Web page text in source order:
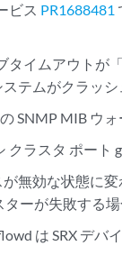
ビス PR1688481
タイムアウトが
テムがクラッ
SNMP MIB ウ
クラスタ ポー
が無効な状態に
ターが失敗する
は SRX デバ